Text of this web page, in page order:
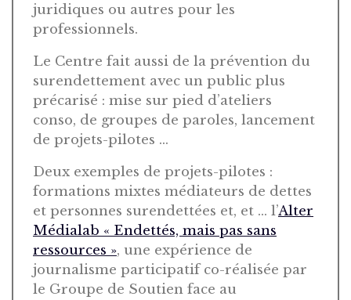
juridiques ou autres pour les
professionnels.
Le Centre fait aussi de la prévention du
surendettement avec un public plus
précarisé : mise sur pied d’ateliers
conso, de groupes de paroles, lancement
de projets-pilotes …
Deux exemples de projets-pilotes :
formations mixtes médiateurs de dettes
et personnes surendettées et, et … l’Alter
Médialab « Endettés, mais pas sans
ressources », une expérience de
journalisme participatif co-réalisée par
le Groupe de Soutien face au